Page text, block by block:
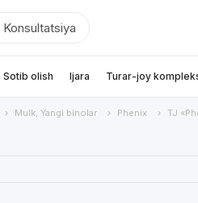
Konsultatsiya
Sotib olish Ijara Turar-joy
Mulk, Yangi binolar Phenix TJ